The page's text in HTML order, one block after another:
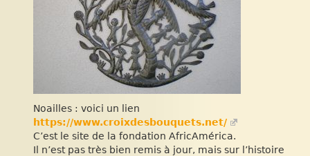
Noailles : voici un lien
https://www.croixdesbouquets.net/
C’est le site de la fondation AfricAmérica.
Il n’est pas très bien remis à jour, mais sur l’histoire